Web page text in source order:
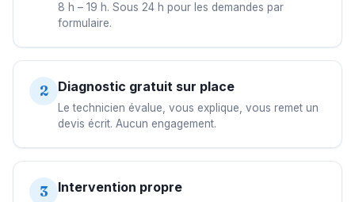
8 h – 19 h. Sous 24 h pour les demandes par
formulaire.
2 Diagnostic gratuit sur place
Le technicien évalue, vous explique, vous remet un
devis écrit. Aucun engagement.
3 Intervention propre